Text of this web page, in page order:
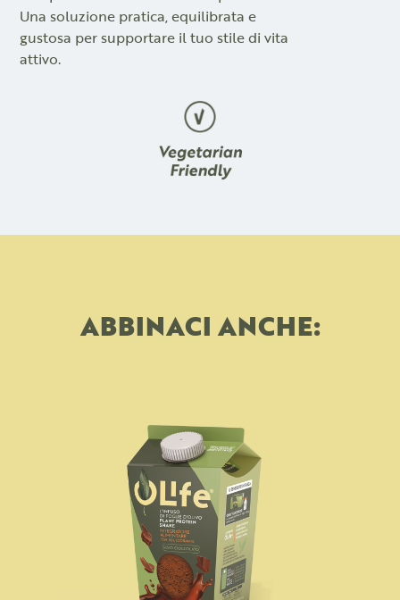
Una soluzione pratica, equilibrata e
gustosa per supportare il tuo stile di vita
attivo.
ABBINACI ANCHE: